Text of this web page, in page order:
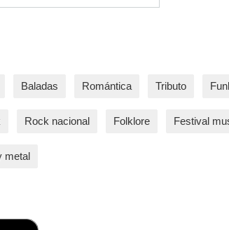
Baladas Romántica Tributo
Rock nacional Folklore Festival
metal